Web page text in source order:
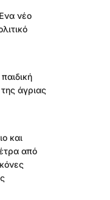
νέο
άγριας
και
από